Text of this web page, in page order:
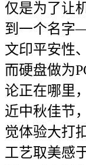
仅是为了让
到一个名字
文印平安性
而硬盘做为
论正在哪里
近中秋佳节
觉体验大打
工艺取美感